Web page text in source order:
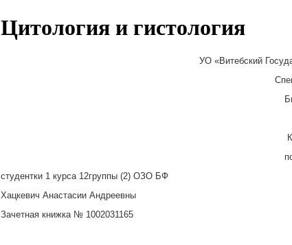
Цитология и гистология
УО «Витебский
студентки 1 курса 12группы (2) ОЗО БФ
Хацкевич Анастасии Андреевны
Зачетная книжка № 1002031165